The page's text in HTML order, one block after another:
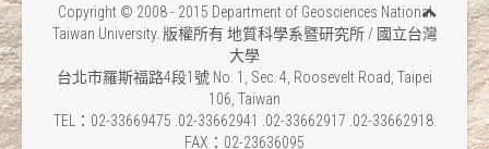
Copyright © 2008 - 2015 Department of Geosciences National
Taiwan University. 版權所有 地質科學系暨研究所 / 國立台灣
大學
台北市羅斯福路4段1號 No. 1, Sec. 4, Roosevelt Road, Taipei
106, Taiwan
TEL：02-33669475 .02-33662941 .02-33662917 .02-33662918.
FAX：02-23636095